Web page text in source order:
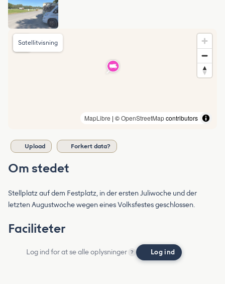
MapLibre | ©OpenStreetMapcontributors
Satellitvisning
Upload Forkert data?
Om stedet
Stellplatz auf dem Festplatz, in der ersten Juliwoche und der
letzten Augustwoche wegen eines Volksfestes geschlossen.
Faciliteter
Log ind for at se alle oplysninger ? Log ind